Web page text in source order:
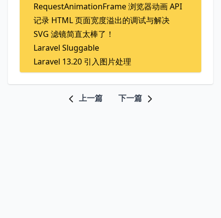
RequestAnimationFrame 浏览器动画 API
记录 HTML 页面宽度溢出的调试与解决
SVG 滤镜简直太棒了！
Laravel Sluggable
Laravel 13.20 引入图片处理
上一篇 下一篇